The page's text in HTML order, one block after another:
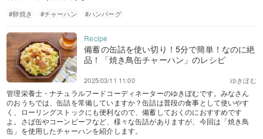
#卵焼き #チャーハン #ハンバーグ
備蓄の缶詰を使い切り！5分で簡単！なのに絶
品！「焼き鳥缶チャーハン」のレシピ
ゆきぼむ
2025/03/11 11:00
管理栄養士・ナチュラルフードコーディネーターのゆきぼむです。みなさん
のおうちでは、缶詰を常備していますか？缶詰は普段の食事として使いやす
く、ローリングストックにも便利なので、備蓄しておくのにおすすめです
よ。さば缶やコーンビーフなど、様々な缶詰がありますが、今回は「焼き鳥
缶」を使用したチャーハンを紹介します。